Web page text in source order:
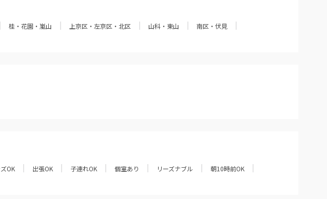
桂・花園・嵐山 上京区・左京区・北区 山科・東山
南区・伏見
OK 出張OK 子連れOK 個室あり リーズナブル
朝10時前OK